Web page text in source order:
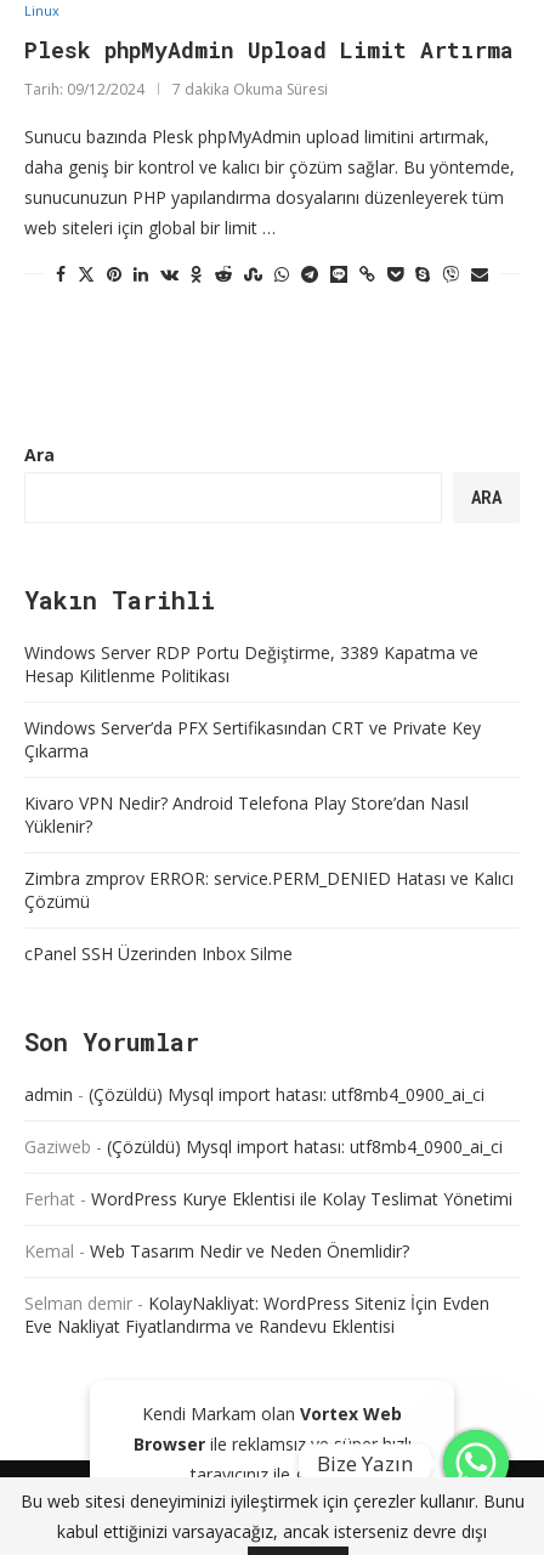
Kendi Markam olan Vortex Web
Browserile reklamsız ve süper hızlı
tarayıcınız ile gezinin!
GOOGLE PLAY'DEN İNDIR KAPAT
Linux
Plesk phpMyAdmin Upload Limit Artırma
Tarih: 09/12/2024 7 dakika Okuma Süresi
Sunucu bazında Plesk phpMyAdmin upload limitini artırmak,
daha geniş bir kontrol ve kalıcı bir çözüm sağlar. Bu yöntemde,
sunucunuzun PHP yapılandırma dosyalarını düzenleyerek tüm
web siteleri için global bir limit …
Ara
ARA
Yakın Tarihli
Windows Server RDP Portu Değiştirme, 3389 Kapatma ve
Hesap Kilitlenme Politikası
Windows Server’da PFX Sertifikasından CRT ve Private Key
Çıkarma
Kivaro VPN Nedir? Android Telefona Play Store’dan Nasıl
Yüklenir?
Zimbra zmprov ERROR: service.PERM_DENIED Hatası ve Kalıcı
Çözümü
cPanel SSH Üzerinden Inbox Silme
Son Yorumlar
admin - (Çözüldü) Mysql import hatası: utf8mb4_0900_ai_ci
Gaziweb - (Çözüldü) Mysql import hatası: utf8mb4_0900_ai_ci
Ferhat - WordPress Kurye Eklentisi ile Kolay Teslimat Yönetimi
Kemal - Web Tasarım Nedir ve Neden Önemlidir?
Selman demir - KolayNakliyat: WordPress Siteniz İçin Evden
Eve Nakliyat Fiyatlandırma ve Randevu Eklentisi
Bu web sitesi deneyiminizi iyileştirmek için çerezler kullanır. Bunu
kabul ettiğinizi varsayacağız, ancak isterseniz devre dışı
@2024 - Tüm Haklarım Saklıdır. Sitede bulunan içeriklerin bir kısmı veya
tamamı kaynak gösterilse dahi kopyalanması, çoğaltılması ve
dağıtılması yasaktır. Aksi durumda yasal yollar ile işlem başlatacağımızı
Bize Yazın